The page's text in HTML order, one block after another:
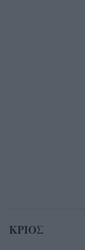
ΚΡΙΟΣ